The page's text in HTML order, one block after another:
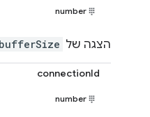
number
הצגה של
connectionId
number